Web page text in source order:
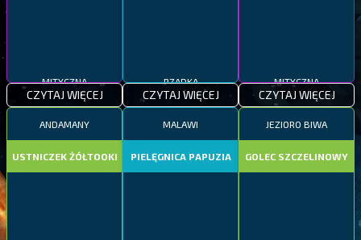
MITYCZNA
CZYTAJ WIĘCEJ
RZADKA
CZYTAJ WIĘCEJ
MITYCZNA
CZYTAJ WIĘCEJ
ANDAMANY
USTNICZEK ŻÓŁTOOKI
MALAWI
PIELĘGNICA PAPUZIA
JEZIORO BIWA
GOLEC SZCZELINOWY